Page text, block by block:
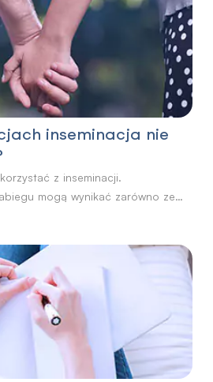
inseminacja nie
z inseminacji.
mogą wynikać zarówno ze
i mężczyzny.